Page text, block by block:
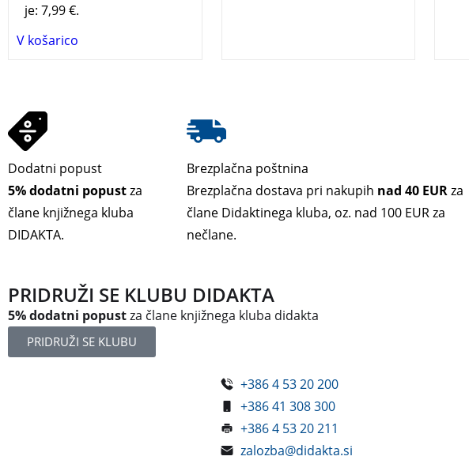
je: 7,99 €.
V košarico
Dodatni popust
5% dodatni popustza
člane knjižnega kluba
DIDAKTA.
Brezplačna poštnina
Brezplačna dostava pri nakupih nad 40 EURza
člane Didaktinega kluba, oz. nad 100 EUR za
nečlane.
PRIDRUŽI SE KLUBU DIDAKTA
5% dodatni popustza člane knjižnega kluba didakta
PRIDRUŽI SE KLUBU
+386 4 53 20 200
+386 41 308 300
+386 4 53 20 211
zalozba@didakta.si